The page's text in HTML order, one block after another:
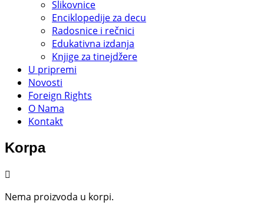
Slikovnice
Enciklopedije za decu
Radosnice i rečnici
Edukativna izdanja
Knjige za tinejdžere
U pripremi
Novosti
Foreign Rights
O Nama
Kontakt
Korpa
Nema proizvoda u korpi.